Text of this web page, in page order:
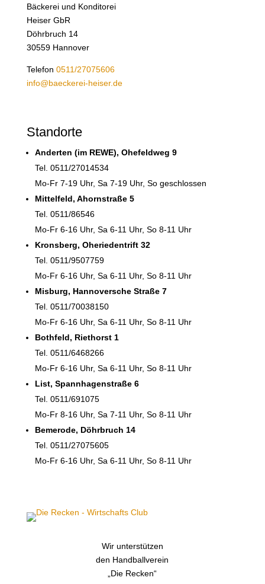
Bäckerei und Konditorei
Heiser GbR
Döhrbruch 14
30559 Hannover
Telefon 0511/27075606
info@baeckerei-heiser.de
Standorte
Anderten (im REWE), Ohefeldweg 9
Tel. 0511/27014534
Mo-Fr 7-19 Uhr, Sa 7-19 Uhr, So geschlossen
Mittelfeld, Ahornstraße 5
Tel. 0511/86546
Mo-Fr 6-16 Uhr, Sa 6-11 Uhr, So 8-11 Uhr
Kronsberg, Oheriedentrift 32
Tel. 0511/9507759
Mo-Fr 6-16 Uhr, Sa 6-11 Uhr, So 8-11 Uhr
Misburg, Hannoversche Straße 7
Tel. 0511/70038150
Mo-Fr 6-16 Uhr, Sa 6-11 Uhr, So 8-11 Uhr
Bothfeld, Riethorst 1
Tel. 0511/6468266
Mo-Fr 6-16 Uhr, Sa 6-11 Uhr, So 8-11 Uhr
List, Spannhagenstraße 6
Tel. 0511/691075
Mo-Fr 8-16 Uhr, Sa 7-11 Uhr, So 8-11 Uhr
Bemerode, Döhrbruch 14
Tel. 0511/27075605
Mo-Fr 6-16 Uhr, Sa 6-11 Uhr, So 8-11 Uhr
Wir unterstützen
den Handballverein
„Die Recken“